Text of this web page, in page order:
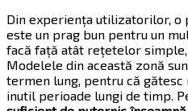
Din experiența utilizatorilor, o
este un prag bun pentru un
facă față atât rețetelor
Modelele din această zonă
termen lung, pentru că gătesc
inutil perioade lungi de timp.